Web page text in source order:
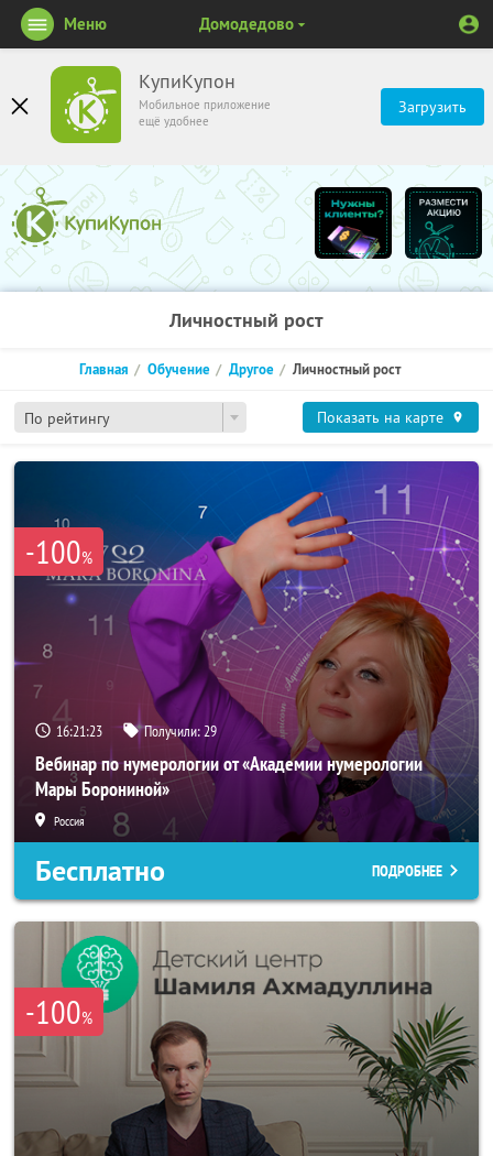
КупиКупон
Мобильное приложение
ещё удобнее
Загрузить
Меню Домодедово
Личностный рост
По рейтингу
Главная Обучение Другое Личностный рост
Показать на карте
-100%
16:21:23 Получили:29
Вебинар по нумерологии от «Академии нумерологии
Мары Борониной»
Россия
Бесплатно ПОДРОБНЕЕ
-100%